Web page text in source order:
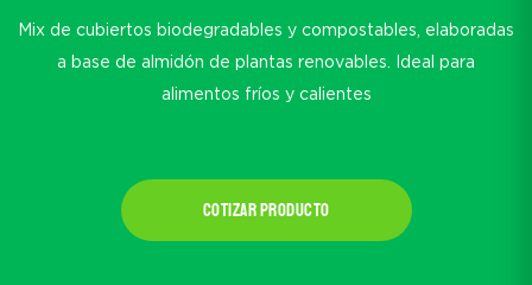
Mix de cubiertos biodegradables y compostables, elaboradas
a base de almidón de plantas renovables. Ideal para
alimentos fríos y calientes
Cotizar producto